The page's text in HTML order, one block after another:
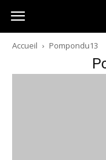
Australia-
australie.com
Accueil Pompondu13